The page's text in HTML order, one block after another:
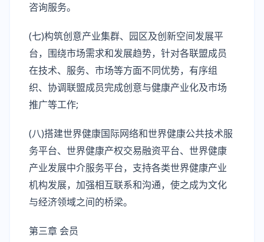
咨询服务。
(七)构筑创意产业集群、园区及创新空间发展平
台，围绕市场需求和发展趋势，针对各联盟成员
在技术、服务、市场等方面不同优势，有序组
织、协调联盟成员完成创意与健康产业化及市场
推广等工作;
(八)搭建世界健康国际网络和世界健康公共技术服
务平台、世界健康产权交易融资平台、世界健康
产业发展中介服务平台，支持各类世界健康产业
机构发展，加强相互联系和沟通，使之成为文化
与经济领域之间的桥梁。
第三章 会员